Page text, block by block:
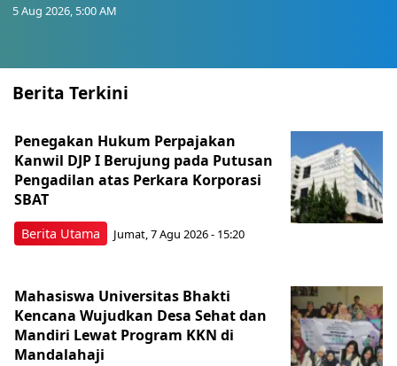
5 Aug 2026, 5:00 AM
Berita Terkini
Berita Utama
Penegakan Hukum Perpajakan
Kanwil DJP I Berujung pada Putusan
Pengadilan atas Perkara Korporasi
SBAT
Jumat, 7 Agu 2026 - 15:20
Mahasiswa Universitas Bhakti
Kencana Wujudkan Desa Sehat dan
Mandiri Lewat Program KKN di
Mandalahaji